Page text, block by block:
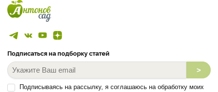
Подписаться на подборку статей
>
Подписываясь на рассылку, я соглашаюсь на обработку моих